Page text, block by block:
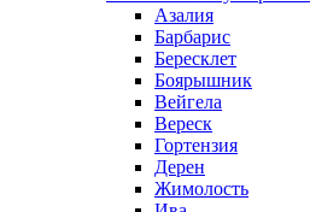
Азалия
Барбарис
Бересклет
Боярышник
Вейгела
Вереск
Гортензия
Дерен
Жимолость